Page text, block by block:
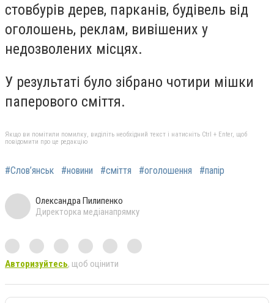
стовбурів дерев, парканів, будівель від
оголошень, реклам, вивішених у
недозволених місцях.
У результаті було зібрано чотири мішки
паперового сміття.
Якщо ви помітили помилку, виділіть необхідний текст і натисніть Ctrl + Enter, щоб
повідомити про це редакцію
#Слов’янськ #новини #сміття #оголошення #папір
Олександра Пилипенко
Директорка медіанапрямку
Авторизуйтесь, щоб оцінити